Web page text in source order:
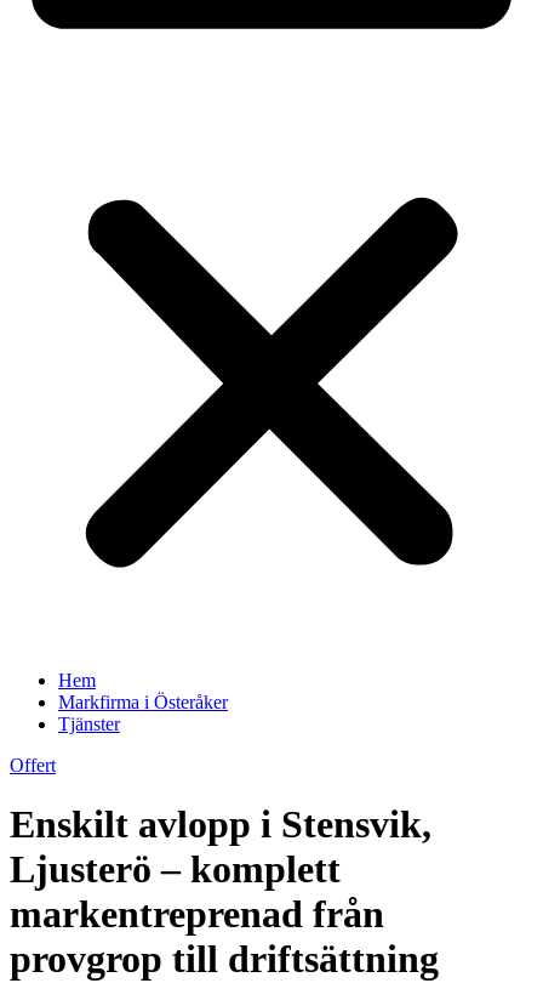
Hem
Markfirma i Österåker
Tjänster
Offert
Enskilt avlopp i Stensvik,
Ljusterö – komplett
markentreprenad från
provgrop till driftsättning